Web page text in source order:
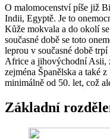
O malomocenství píše již
Indii, Egyptě. Je to
Kůže mokvala a do okolí
současné době se toto
leprou v současné době
Africe a jihovýchodní Asii,
zejména Španělska a také
minimálně od 50. let, což
Základní